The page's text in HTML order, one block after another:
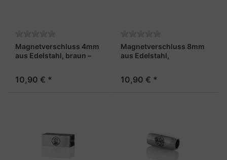
Magnetverschluss 4mm
aus Edelstahl, braun –
10,90 € *
Magnetverschluss 8mm
aus Edelstahl,
10,90 € *